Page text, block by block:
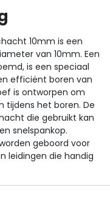
10mm is een
van 10mm. Een
is een speciaal
efficiënt boren van
is ontworpen om
tijdens het boren. De
die gebruikt kan
snelspankop.
geboord voor
leidingen die handig